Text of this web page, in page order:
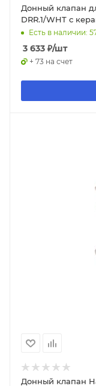
Донный клапан
DRR.1/WHT с
Есть в наличии:
3 633 ₽/шт
+ 73 на счет
Донный клапан